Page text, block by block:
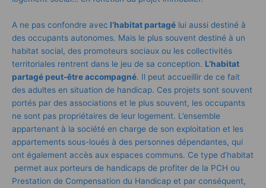
A ne pas confondre avec l’habitat partagé lui aussi destiné à
des occupants autonomes. Mais le plus souvent destiné à un
habitat social, des promoteurs sociaux ou les collectivités
territoriales rentrent dans le jeu de sa conception. L’habitat
partagé peut-être accompagné. Il peut accueillir de ce fait
des adultes en situation de handicap. Ces projets sont souvent
portés par des associations et le plus souvent, les occupants
ne sont pas propriétaires de leur logement. L’ensemble
appartenant à la société en charge de son exploitation et les
appartements sous-loués à des personnes dépendantes, qui
ont également accès aux espaces communs. Ce type d’habitat
permet aux porteurs de handicaps de profiter de la PCH ou
Prestation de Compensation du Handicap et par conséquent,